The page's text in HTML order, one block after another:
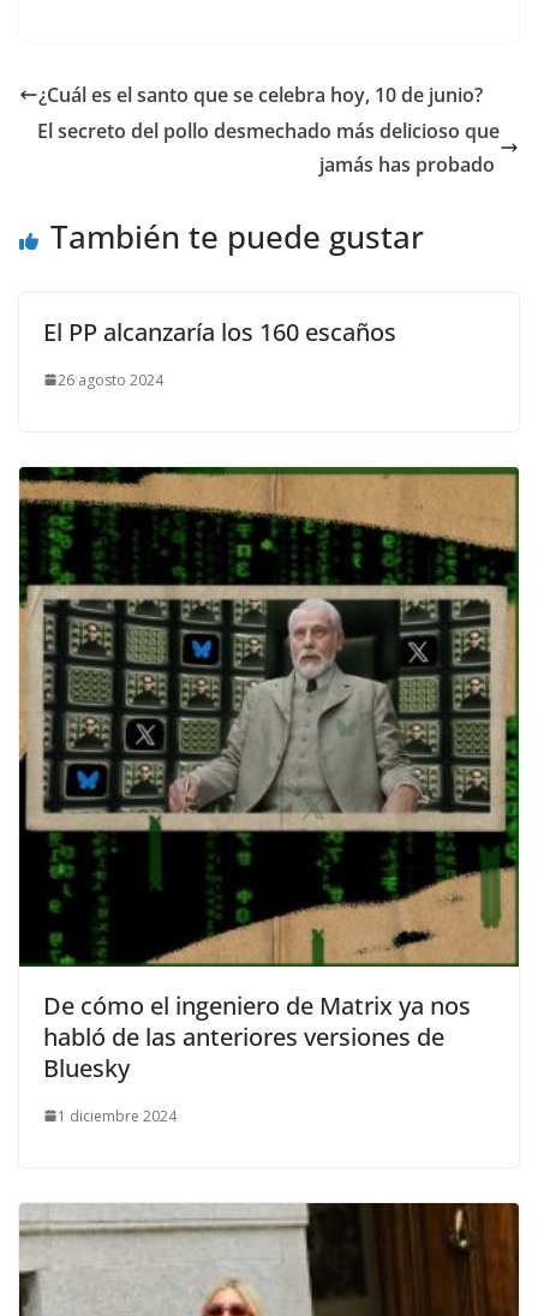
​¿Cuál es el santo que se celebra hoy, 10 de junio?
​El secreto del pollo desmechado más delicioso que
jamás has probado
También te puede gustar
El PP alcanzaría los 160 escaños
26 agosto 2024
​De cómo el ingeniero de Matrix ya nos
habló de las anteriores versiones de
Bluesky
1 diciembre 2024